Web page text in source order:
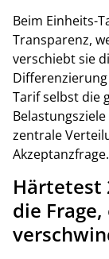
Beim Einheits-
Transparenz,
verschiebt sie
Tarif selbst die
zentrale
Akzeptanzfrage.
Härtetest
die